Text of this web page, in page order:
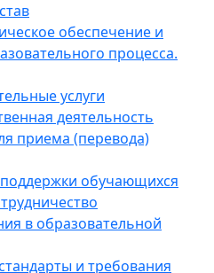
обеспечение и
процесса.
услуги
деятельность
приема (перевода)
обучающихся
в образовательной
и требования